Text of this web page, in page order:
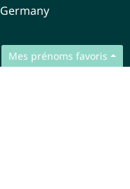
Mes prénoms favoris
Germany